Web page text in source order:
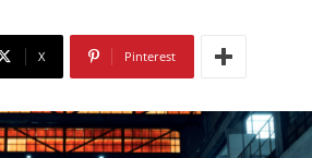
X Pinterest